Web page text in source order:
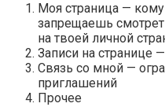
Моя страница —
запрещаешь
на твоей личной
Записи на странице
Связь со мной —
приглашений
Прочее